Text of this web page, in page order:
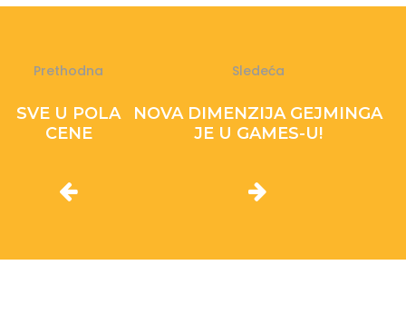
Prethodna
SVE U POLA
CENE
Sledeća
NOVA DIMENZIJA GEJMINGA
JE U GAMES-U!